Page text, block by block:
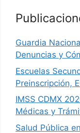
Guardia
Denuncias y
Escuelas
Preinscripción,
IMSS CDMX
Médicas y
Salud Pública